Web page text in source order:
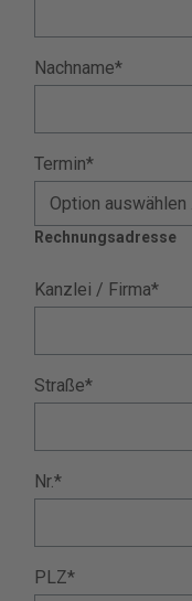
Nachname*
Termin*
Rechnungsadresse
Kanzlei / Firma*
Straße*
Nr.*
PLZ*